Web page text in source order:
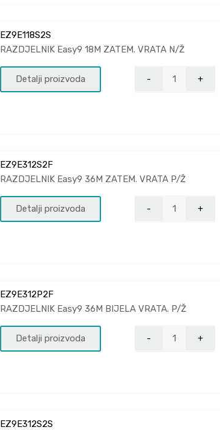
EZ9E118S2S
RAZDJELNIK Easy9 18M ZATEM. VRATA N/Ž
Detalji proizvoda
EZ9E312S2F
RAZDJELNIK Easy9 36M ZATEM. VRATA P/Ž
Detalji proizvoda
EZ9E312P2F
RAZDJELNIK Easy9 36M BIJELA VRATA. P/Ž
Detalji proizvoda
EZ9E312S2S